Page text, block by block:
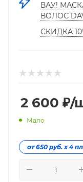
ВАУ!
ВОЛОС
СКИДКА
2 600 ₽/
Мало
от 650 руб. х 4